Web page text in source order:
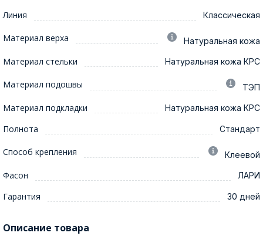
Линия Классическая
Материал верха Натуральная кожа
Материал стельки Натуральная кожа КРС
Материал подошвы ТЭП
Материал подкладки Натуральная кожа КРС
Полнота Стандарт
Способ крепления Клеевой
Фасон ЛАРИ
Гарантия 30 дней
Описание товара